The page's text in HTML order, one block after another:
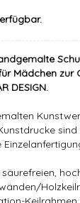
Mädchen zur
DESIGN.